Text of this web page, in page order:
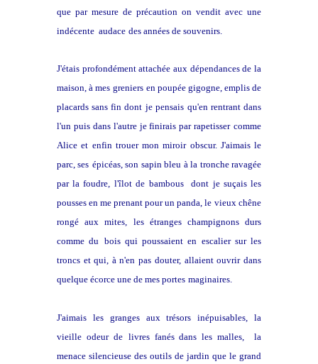
que par mesure de précaution on vendit avec une
indécente audace des années de souvenirs.
J'étais profondément attachée aux dépendances de la
maison, à mes greniers en poupée gigogne, emplis de
placards sans fin dont je pensais qu'en rentrant dans
l'un puis dans l'autre je finirais par rapetisser comme
Alice et enfin trouer mon miroir obscur. J'aimais le
parc, ses épicéas, son sapin bleu à la tronche ravagée
par la foudre, l'îlot de bambous dont je suçais les
pousses en me prenant pour un panda, le vieux chêne
rongé aux mites, les étranges champignons durs
comme du bois qui poussaient en escalier sur les
troncs et qui, à n'en pas douter, allaient ouvrir dans
quelque écorce une de mes portes maginaires.
J'aimais les granges aux trésors inépuisables, la
vieille odeur de livres fanés dans les malles, la
menace silencieuse des outils de jardin que le grand